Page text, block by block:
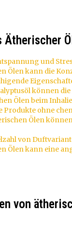
und
Ölen kann die
können
Ölen beim
Produkte ohne
Ölen
von
Ölen kann eine
von